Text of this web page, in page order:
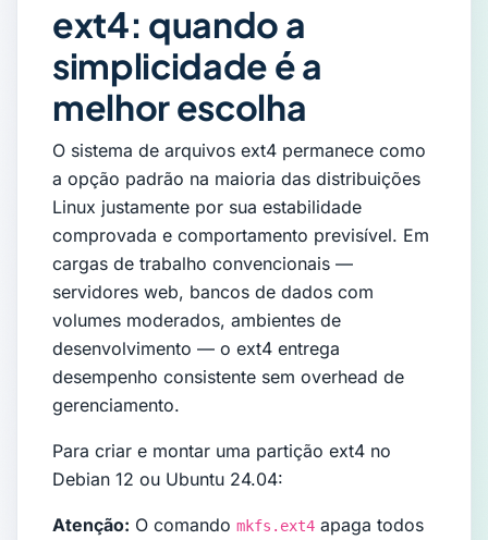
ext4: quando a
simplicidade é a
melhor escolha
O sistema de arquivos ext4 permanece como
a opção padrão na maioria das distribuições
Linux justamente por sua estabilidade
comprovada e comportamento previsível. Em
cargas de trabalho convencionais —
servidores web, bancos de dados com
volumes moderados, ambientes de
desenvolvimento — o ext4 entrega
desempenho consistente sem overhead de
gerenciamento.
Para criar e montar uma partição ext4 no
Debian 12 ou Ubuntu 24.04:
Atenção: O comando mkfs.ext4 apaga todos